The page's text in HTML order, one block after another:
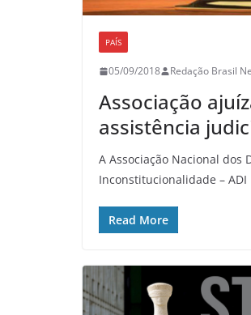
PAÍS
05/09/2018 Redação Brasil
Associação
assistência
A Associação Nacional dos
Inconstitucionalidade – ADI
Read More